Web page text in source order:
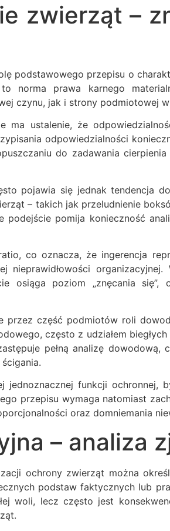
zwierząt –
podstawowego przepisu o
prawa karnego
czynu, jak i strony podmiotowej
ma ustalenie, że
odpowiedzialności
do zadawania
pojawia się jednak tendencja
– takich jak przeludnienie
podejście pomija konieczność
co oznacza, że ingerencja
nieprawidłowości
osiąga poziom „znęcania
część podmiotów roli
często z udziałem
pełną analizę
funkcji
przepisu wymaga natomiast
oraz domniemania
– analiza
ochrony zwierząt można
podstaw faktycznych lub
woli, lecz często jest